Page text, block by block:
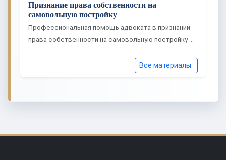
Признание права собственности на
самовольную постройку
Профессиональная помощь адвоката в признании
права собственности на самовольную постройку …
Все материалы